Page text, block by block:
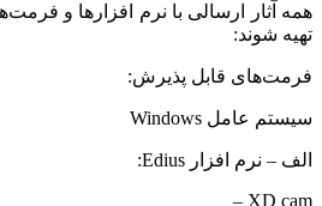
همه آثار ارسالی با نرم افزارها و
تهیه شوند:
فرمت‌های قابل پذیرش:
سیستم عامل Windows
الف – نرم افزار Edius
:
– XD cam